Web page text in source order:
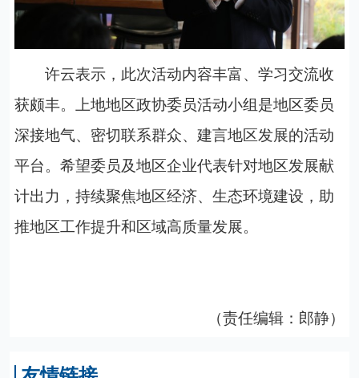
许云表示，此次活动内容丰富、学习交流收
获颇丰。上地地区政协委员活动小组是地区委员
深接地气、密切联系群众、建言地区发展的活动
平台。希望委员及地区企业代表针对地区发展献
计出力，持续聚焦地区经济、生态环境建设，助
推地区工作提升和区域高质量发展。
（责任编辑：郎静）